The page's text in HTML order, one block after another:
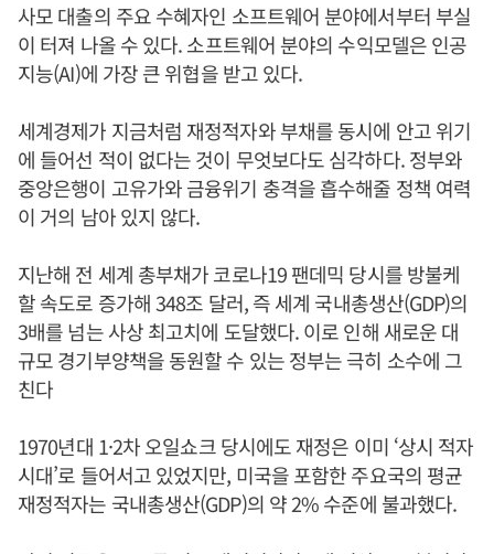
사모 대출의 주요 수혜자인 소프트웨어 분야에서부터 부실
이 터져 나올 수 있다. 소프트웨어 분야의 수익모델은 인공
지능(AI)에 가장 큰 위협을 받고 있다.
세계경제가 지금처럼 재정적자와 부채를 동시에 안고 위기
에 들어선 적이 없다는 것이 무엇보다도 심각하다. 정부와
중앙은행이 고유가와 금융위기 충격을 흡수해줄 정책 여력
이 거의 남아 있지 않다.
지난해 전 세계 총부채가 코로나19 팬데믹 당시를 방불케
할 속도로 증가해 348조 달러, 즉 세계 국내총생산(GDP)의
3배를 넘는 사상 최고치에 도달했다. 이로 인해 새로운 대
규모 경기부양책을 동원할 수 있는 정부는 극히 소수에 그
친다
1970년대 1·2차 오일쇼크 당시에도 재정은 이미 ‘상시 적자
시대’로 들어서고 있었지만, 미국을 포함한 주요국의 평균
재정적자는 국내총생산(GDP)의 약 2% 수준에 불과했다.